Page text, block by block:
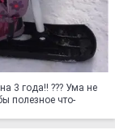
3 года!! ??? Ума не
полезное что-